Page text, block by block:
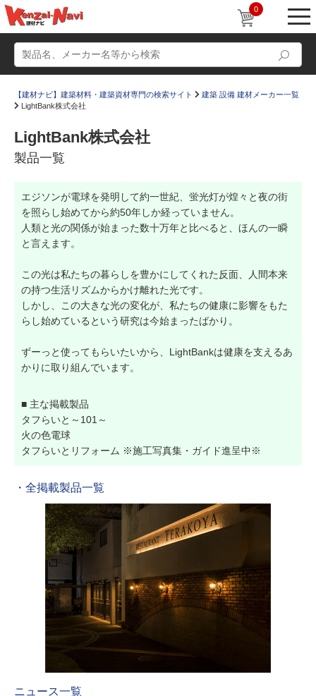
0
かたなび コラム
すまいリング 設計士インタビュー
Q＆A
お気に入り
【建材ナビ】建築材料・建築資材専門の検索サイト
建築 設備 建材メーカー一覧
LightBank株式会社
LightBank株式会社
製品一覧
エジソンが電球を発明して約一世紀、蛍光灯が煌々と夜の街
を照らし始めてから約50年しか経っていません。
人類と光の関係が始まった数十万年と比べると、ほんの一瞬
と言えます。
この光は私たちの暮らしを豊かにしてくれた反面、人間本来
の持つ生活リズムからかけ離れた光です。
しかし、この大きな光の変化が、私たちの健康に影響をもた
らし始めているという研究は今始まったばかり。
ずーっと使ってもらいたいから、LightBankは健康を支えるあ
かりに取り組んでいます。
■ 主な掲載製品
タフらいと～101～
火の色電球
タフらいとリフォーム ※施工写真集・ガイド進呈中※
・全掲載製品一覧
ニュース一覧